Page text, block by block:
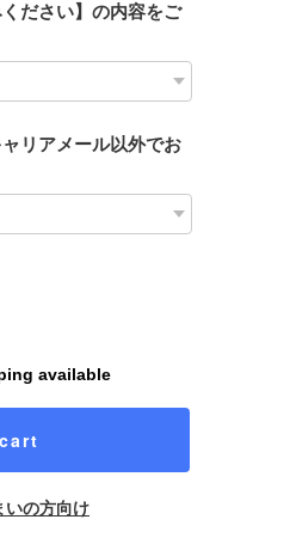
ださい】の内容をご
リアメール以外でお
available
いの方向け